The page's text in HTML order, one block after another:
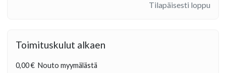
Tilapäisesti loppu
Toimituskulut alkaen
0,00 € Nouto myymälästä